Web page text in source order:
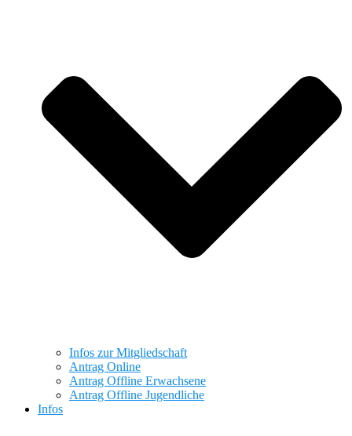
Infos zur Mitgliedschaft
Antrag Online
Antrag Offline Erwachsene
Antrag Offline Jugendliche
Infos